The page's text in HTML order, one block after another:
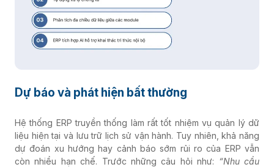
Dự báo và phát hiện bất thường
Hệ thống ERP truyền thống làm rất tốt nhiệm vụ quản lý dữ
liệu hiện tại và lưu trữ lịch sử vận hành. Tuy nhiên, khả năng
dự đoán xu hướng hay cảnh báo sớm rủi ro của ERP vẫn
còn nhiều hạn chế. Trước những câu hỏi như: “Nhu cầu